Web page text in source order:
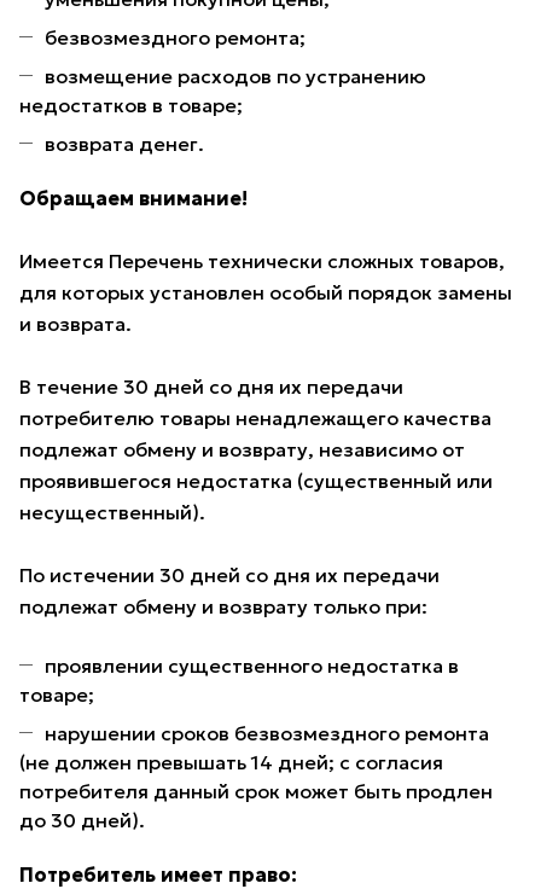
безвозмездного ремонта;
возмещение расходов по устранению
недостатков в товаре;
возврата денег.
Обращаем внимание!
Имеется Перечень технически сложных товаров,
для которых установлен особый порядок замены
и возврата.
В течение 30 дней со дня их передачи
потребителю товары ненадлежащего качества
подлежат обмену и возврату, независимо от
проявившегося недостатка (существенный или
несущественный).
По истечении 30 дней со дня их передачи
подлежат обмену и возврату только при:
проявлении существенного недостатка в
товаре;
нарушении сроков безвозмездного ремонта
(не должен превышать 14 дней; с согласия
потребителя данный срок может быть продлен
до 30 дней).
Потребитель имеет право: